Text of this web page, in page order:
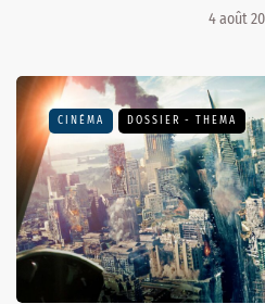
4 août
CINÉMA DOSSIER - THEMA